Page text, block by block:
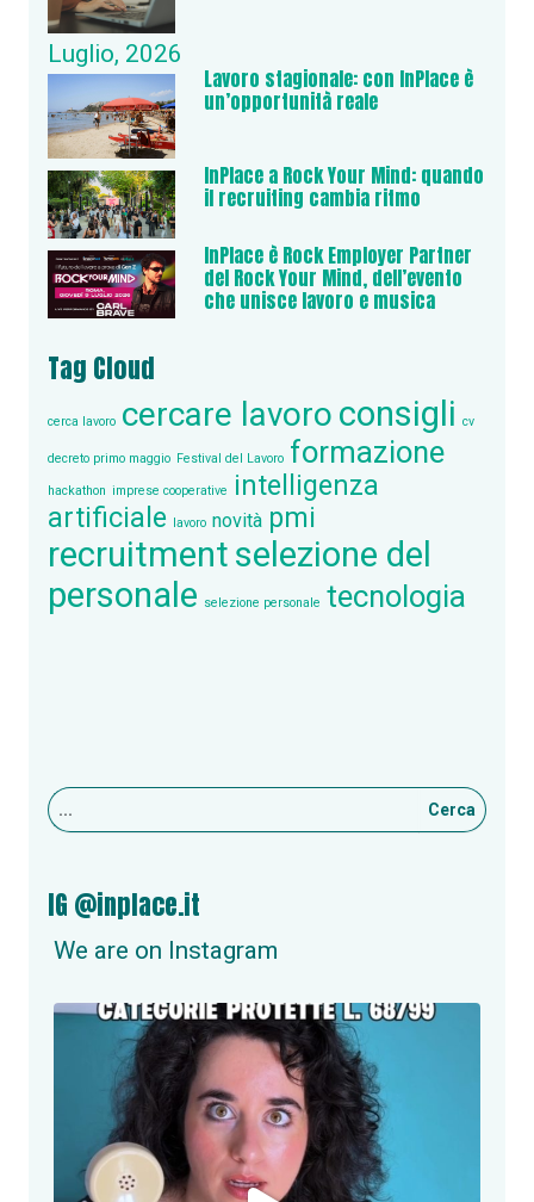
Luglio, 2026
Lavoro stagionale: con InPlace è
un’opportunità reale
InPlace a Rock Your Mind: quando
il recruiting cambia ritmo
InPlace è Rock Employer Partner
del Rock Your Mind, dell’evento
che unisce lavoro e musica
Tag Cloud
cerca lavoro cercare lavoro consigli cv
decreto primo maggio Festival del Lavoro formazione
hackathon imprese cooperative
intelligenza
artificiale lavoro novità pmi
recruitment selezione del
personale selezione personale tecnologia
Cerca
IG @inplace.it
We are on Instagram
inplace.it
NUOVA OPPORTUNITÀ DI LAVORO A ROMA!
Giu 24
0